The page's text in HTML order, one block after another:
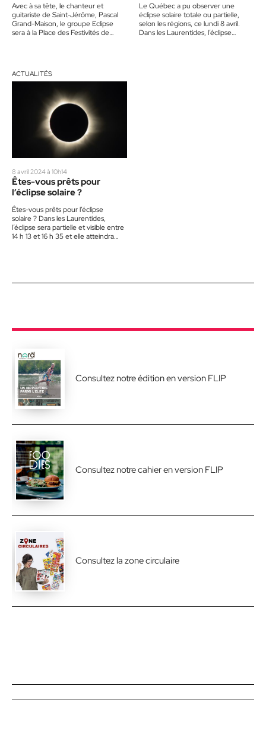
Avec à sa tête, le chanteur et
guitariste de Saint-Jérôme, Pascal
Grand-Maison, le groupe Eclipse
sera à la Place des Festivités de
Le Québec a pu observer une
éclipse solaire totale ou partielle,
selon les régions, ce lundi 8 avril.
Dans les Laurentides, l’éclipse
ACTUALITÉS
8 avril 2024 à 10h14
Êtes-vous prêts pour
l’éclipse solaire ?
Êtes-vous prêts pour l’éclipse
solaire ? Dans les Laurentides,
l’éclipse sera partielle et visible entre
14 h 13 et 16 h 35 et elle atteindra
Consultez notre édition en version FLIP
Consultez notre cahier en version FLIP
Consultez la zone circulaire